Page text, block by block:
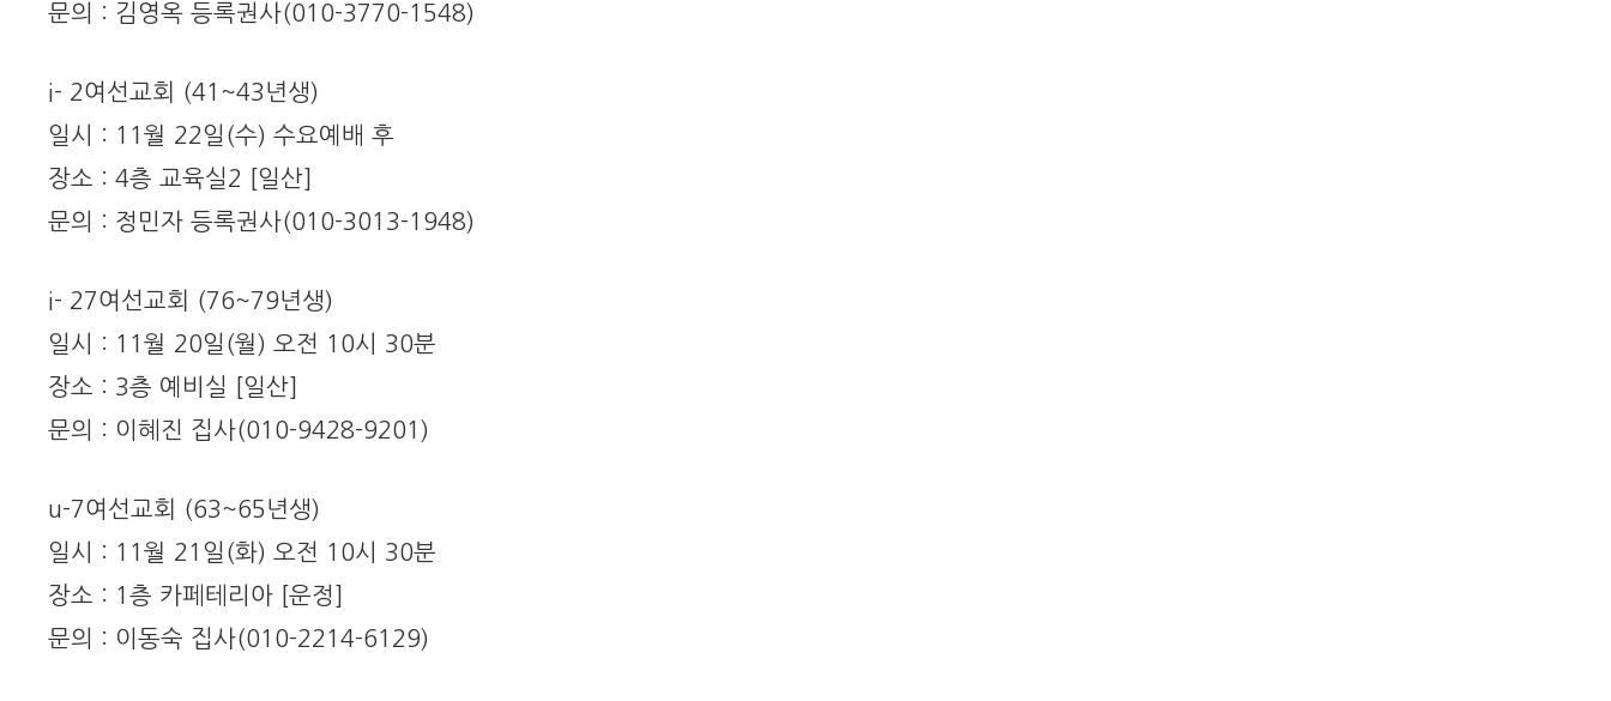
문의 : 김영옥 등록권사(010-3770-1548)
i- 2여선교회 (41~43년생)
일시 : 11월 22일(수) 수요예배 후
장소 : 4층 교육실2 [일산]
문의 : 정민자 등록권사(010-3013-1948)
i- 27여선교회 (76~79년생)
일시 : 11월 20일(월) 오전 10시 30분
장소 : 3층 예비실 [일산]
문의 : 이혜진 집사(010-9428-9201)
u-7여선교회 (63~65년생)
일시 : 11월 21일(화) 오전 10시 30분
장소 : 1층 카페테리아 [운정]
문의 : 이동숙 집사(010-2214-6129)